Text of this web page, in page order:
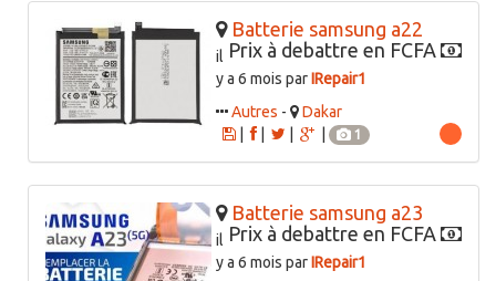
Batterie samsung a22
Prix à debattre en FCFA
il
y a 6 mois parIRepair1
Autres -
Dakar
|
1
Batterie samsung a23
Prix à debattre en FCFA
il
y a 6 mois parIRepair1